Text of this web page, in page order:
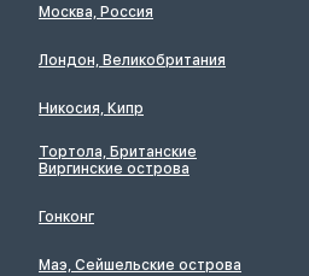
Москва, Россия
Лондон, Великобритания
Никосия, Кипр
Тортола, Британские
Виргинские острова
Гонконг
Маэ, Сейшельские острова